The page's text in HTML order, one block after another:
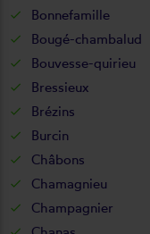
Bonnefamille
Bougé-chambalud
Bouvesse-quirieu
Bressieux
Brézins
Burcin
Châbons
Chamagnieu
Champagnier